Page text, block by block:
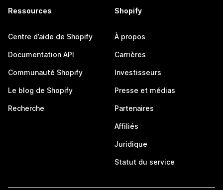
Ressources
Centre d’aide de Shopify
Documentation API
Communauté Shopify
Le blog de Shopify
Recherche
Shopify
À propos
Carrières
Investisseurs
Presse et médias
Partenaires
Affiliés
Juridique
Statut du service